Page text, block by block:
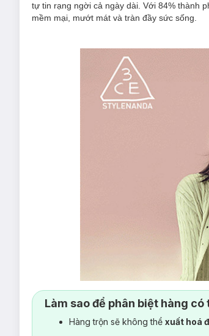
tự tin rạng ngời cả ngày dài. Với 84% thành
mềm mại, mướt mát và tràn đầy sức sống.
Làm sao để phân biệt hàng
Hàng trộn sẽ không thể xuất hoá